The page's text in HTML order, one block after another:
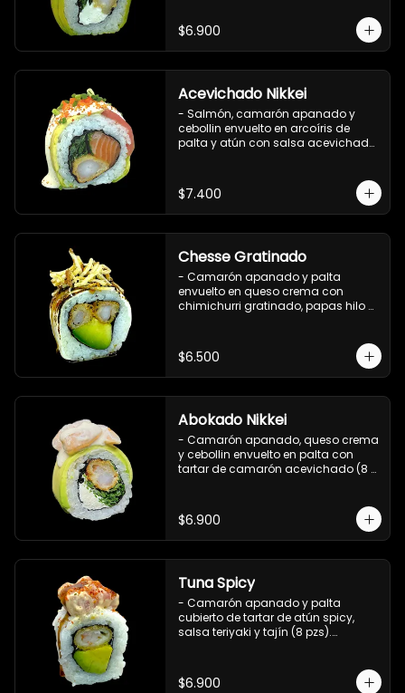
$6.900
Acevichado Nikkei
- Salmón, camarón apanado y
cebollin envuelto en arcoíris de
palta y atún con salsa acevichada,
$7.400
Chesse Gratinado
- Camarón apanado y palta
envuelto en queso crema con
chimichurri gratinado, papas hilo y
$6.500
Abokado Nikkei
- Camarón apanado, queso crema
y cebollin envuelto en palta con
tartar de camarón acevichado (8
$6.900
Tuna Spicy
- Camarón apanado y palta
cubierto de tartar de atún spicy,
salsa teriyaki y tajín (8 pzs).
$6.900